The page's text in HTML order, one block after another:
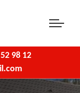
98 12